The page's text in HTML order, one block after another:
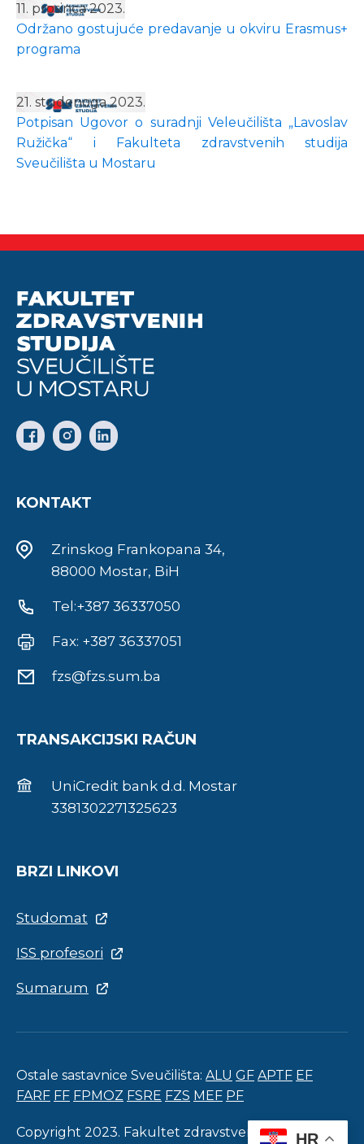
11. prosinca 2023.
Održano gostujuće predavanje u okviru Erasmus+
programa
21. studenoga 2023.
Potpisan Ugovor o suradnji Veleučilišta „Lavoslav
Ružička“ i Fakulteta zdravstvenih studija
Sveučilišta u Mostaru
KONTAKT
Zrinskog Frankopana 34,
88000 Mostar, BiH
Tel:+387 36337050
Fax: +387 36337051
fzs@fzs.sum.ba
TRANSAKCIJSKI RAČUN
UniCredit bank d.d. Mostar
3381302271325623
BRZI LINKOVI
Studomat
ISS profesori
Sumarum
Ostale sastavnice Sveučilišta: ALU GF APTF EF
FARF FF FPMOZ FSRE FZS MEF PF
Copyright 2023. Fakultet zdravstvenih studija.
HR